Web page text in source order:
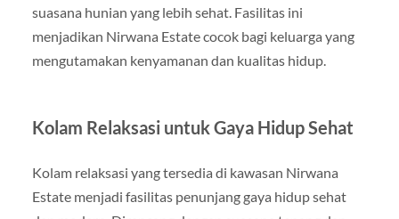
suasana hunian yang lebih sehat. Fasilitas ini
menjadikan Nirwana Estate cocok bagi keluarga yang
mengutamakan kenyamanan dan kualitas hidup.
Kolam Relaksasi untuk Gaya Hidup Sehat
Kolam relaksasi yang tersedia di kawasan Nirwana
Estate menjadi fasilitas penunjang gaya hidup sehat